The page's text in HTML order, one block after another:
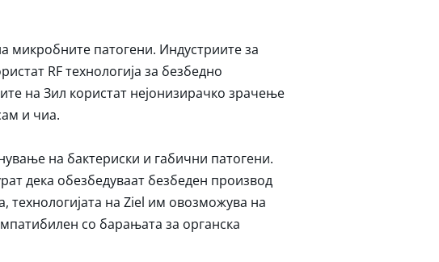
микробните патогени. Индустриите за
RF технологија за безбедно
на Зил користат нејонизирачко зрачење
и чиа.
на бактериски и габични патогени.
дека обезбедуваат безбеден производ
технологијата на Ziel им овозможува на
со барањата за органска